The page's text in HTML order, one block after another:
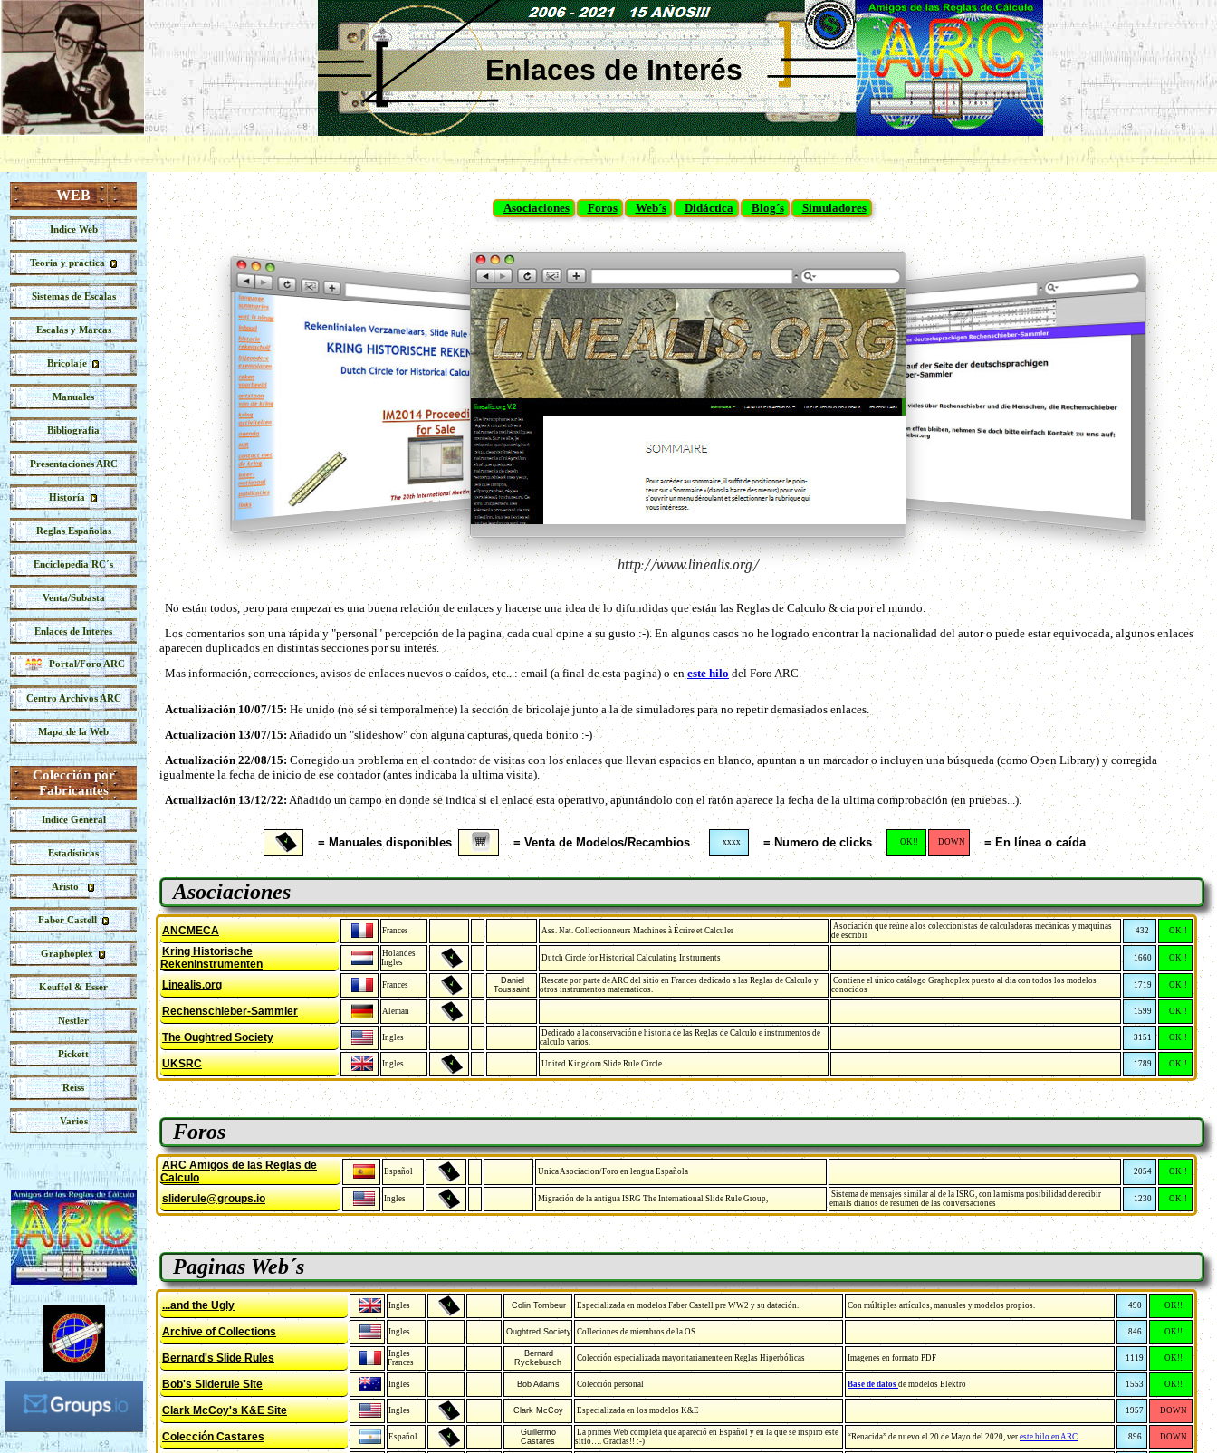
WEB
Indice Web
Teoria y practica
Sistemas de Escalas
Escalas y Marcas
Bricolaje
Manuales
Bibliografia
Presentaciones ARC
Historía
Reglas Españolas
Enciclopedia RC´s
Venta/Subasta
Enlaces de Interes
Portal/Foro ARC
Centro Archivos ARC
Mapa de la Web
Colección por
Fabricantes
Indice General
Estadísticas
Aristo
Faber Castell
Graphoplex
Keuffel & Esser
Nestler
Pickett
Reiss
Varios
Enlaces de Interés
Asociaciones Foros Web´s Didáctica Blog´s Simuladores
No están todos, pero para empezar es una buena relación de enlaces y hacerse una idea de lo difundidas que están las Reglas de Calculo & cia por el mundo.
Los comentarios son una rápida y "personal" percepción de la pagina, cada cual opine a su gusto :-). En algunos casos no he logrado encontrar la nacionalidad del autor o puede estar equivocada, algunos enlaces
aparecen duplicados en distintas secciones por su interés.
Mas información, correcciones, avisos de enlaces nuevos o caídos, etc...: email (a final de esta pagina) o en este hilo del Foro ARC.
Actualización 10/07/15: He unido (no sé si temporalmente) la sección de bricolaje junto a la de simuladores para no repetir demasiados enlaces.
Actualización 13/07/15: Añadido un "slideshow" con alguna capturas, queda bonito :-)
Actualización 22/08/15: Corregido un problema en el contador de visitas con los enlaces que llevan espacios en blanco, apuntan a un marcador o incluyen una búsqueda (como Open Library) y corregida
igualmente la fecha de inicio de ese contador (antes indicaba la ultima visita).
Actualización 13/12/22: Añadido un campo en donde se indica si el enlace esta operativo, apuntándolo con el ratón aparece la fecha de la ultima comprobación (en pruebas...).
= Manuales disponibles = Venta de Modelos/Recambios xxxx = Numero de clicks OK!! DOWN = En línea o caída
Asociaciones
ANCMECA Frances Ass. Nat. Collectionneurs Machines à Écrire et Calculer
Asociación que reúne a los coleccionistas de calculadoras mecánicas y maquinas
de escribir
432 OK!!
Kring Historische
Rekeninstrumenten
Holandes
Ingles
Dutch Circle for Historical Calculating Instruments 1660 OK!!
Linealis.org Frances
Daniel
Toussaint
Rescate por parte de ARC del sitio en Frances dedicado a las Reglas de Calculo y
otros instrumentos matematicos.
Contiene el único catálogo Graphoplex puesto al dia con todos los modelos
conocidos
1719 OK!!
Rechenschieber-Sammler Aleman 1599 OK!!
The Oughtred Society Ingles
Dedicado a la conservación e historia de las Reglas de Calculo e instrumentos de
calculo varios.
3151 OK!!
UKSRC Ingles United Kingdom Slide Rule Circle 1789 OK!!
Foros
ARC Amigos de las Reglas de
Calculo
Español Unica Asociacion/Foro en lengua Española 2054 OK!!
sliderule@groups.io Ingles Migración de la antigua ISRG The International Slide Rule Group,
Sistema de mensajes similar al de la ISRG, con la misma posibilidad de recibir
emails diarios de resumen de las conversaciones
1230 OK!!
Paginas Web´s
...and the Ugly Ingles Colin Tombeur Especializada en modelos Faber Castell pre WW2 y su datación. Con múltiples artículos, manuales y modelos propios. 490 OK!!
Archive of Collections Ingles Oughtred Society Colleciones de miembros de la OS 846 OK!!
Bernard's Slide Rules
Ingles
Frances
Bernard
Ryckebusch
Colección especializada mayoritariamente en Reglas Hiperbólicas Imagenes en formato PDF 1119 OK!!
Bob's Sliderule Site Ingles Bob Adams Colección personal Base de datos de modelos Elektro 1553 OK!!
Clark McCoy's K&E Site Ingles Clark McCoy Especializada en los modelos K&E 1957 DOWN
Colección Castares Español
Guillermo
Castares
La primea Web completa que apareció en Español y en la que se inspiro este
sitio…. Gracias!! :-)
“Renacida” de nuevo el 20 de Mayo del 2020, ver este hilo en ARC 896 DOWN